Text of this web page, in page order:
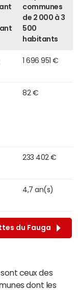
communes
de 2 000 à 3
500
habitants
1 696 951 €
82 €
233 402 €
4,7 an(s)
du Fauga
ceux des
dont les